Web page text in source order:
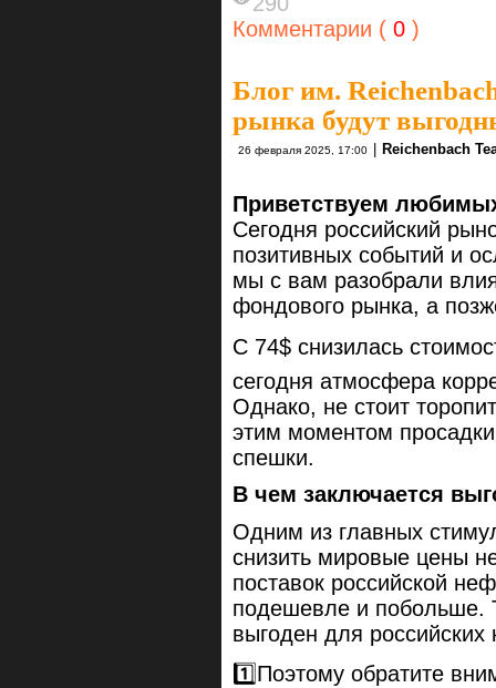
Комментарии ( 0 )
Блог им.
рынка будут
26 февраля 2025, 17:00 | Reichenbach
Приветствуем
Сегодня российский
позитивных событий и
мы с вам разобрали
фондового рынка, а
С 74$ снизилась
сегодня атмосфера
Однако, не стоит
этим моментом
спешки.
В чем заключается
Одним из главных
снизить мировые цены
поставок российской
подешевле и побольше.
выгоден для российских
1️⃣Поэтому обратите